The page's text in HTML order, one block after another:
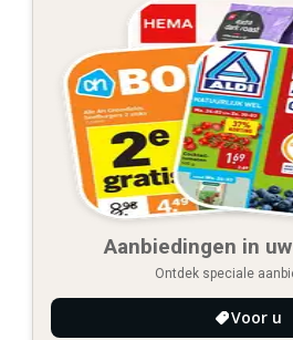
Aanbiedingen in
Ontdek speciale
Voor u